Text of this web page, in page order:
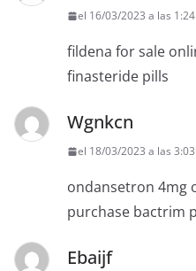
el 16/03/2023 a las
fildena for sale
finasteride pills
Wgnkcn
el 18/03/2023 a las
ondansetron 4mg
purchase bactrim
Ebaijf